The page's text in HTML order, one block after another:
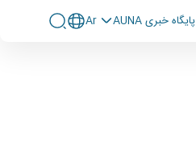
پايگاه خبری AUNA Ar